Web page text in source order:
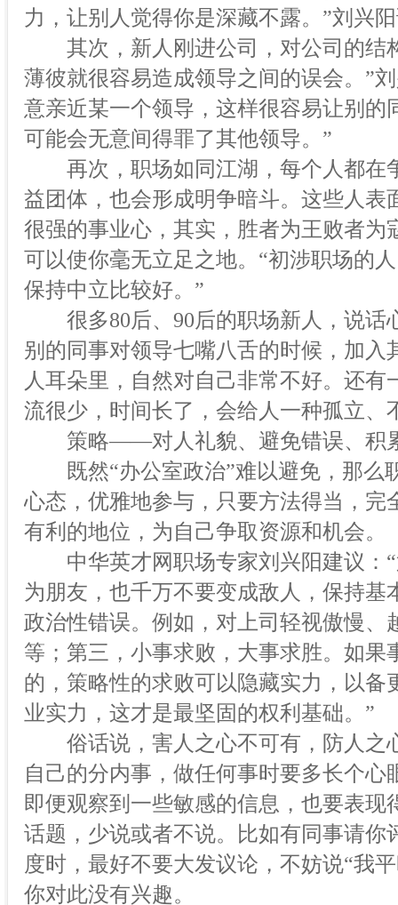
力，让别人觉得你是深藏不露。”刘兴
其次，新人刚进公司，对公司的结
薄彼就很容易造成领导之间的误会。”
意亲近某一个领导，这样很容易让别
可能会无意间得罪了其他领导。”
再次，职场如同江湖，每个人都在
益团体，也会形成明争暗斗。这些人
很强的事业心，其实，胜者为王败者
可以使你毫无立足之地。“初涉职场的
保持中立比较好。”
很多80后、90后的职场新人，说话
别的同事对领导七嘴八舌的时候，加
人耳朵里，自然对自己非常不好。还
流很少，时间长了，会给人一种孤立
策略——对人礼貌、避免错误、积
既然“办公室政治”难以避免，那么
心态，优雅地参与，只要方法得当，
有利的地位，为自己争取资源和机会。
中华英才网职场专家刘兴阳建议：“
为朋友，也千万不要变成敌人，保持
政治性错误。例如，对上司轻视傲慢
等；第三，小事求败，大事求胜。如
的，策略性的求败可以隐藏实力，以
业实力，这才是最坚固的权利基础。”
俗话说，害人之心不可有，防人之
自己的分内事，做任何事时要多长个
即便观察到一些敏感的信息，也要表
话题，少说或者不说。比如有同事请
度时，最好不要大发议论，不妨说“我
你对此没有兴趣。